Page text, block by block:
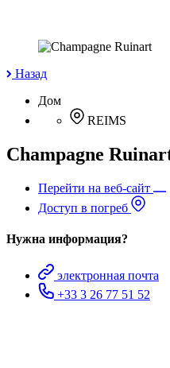
Назад
Дом
REIMS
Champagne
Перейти на веб-сайт
Доступ в погреб
Нужна информация?
электронная почта
+33 3 26 77 51 52